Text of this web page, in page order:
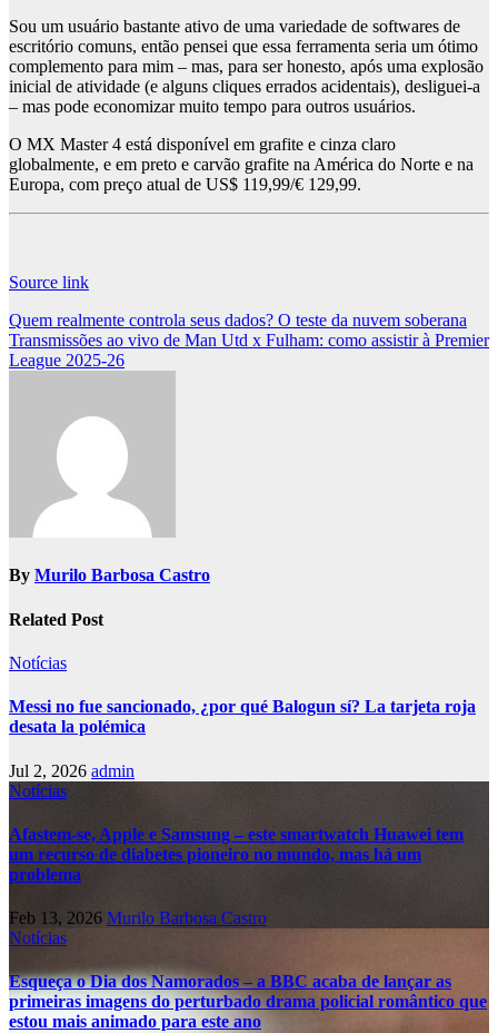
Sou um usuário bastante ativo de uma variedade de softwares de
escritório comuns, então pensei que essa ferramenta seria um ótimo
complemento para mim – mas, para ser honesto, após uma explosão
inicial de atividade (e alguns cliques errados acidentais), desliguei-a
– mas pode economizar muito tempo para outros usuários.
O MX Master 4 está disponível em grafite e cinza claro
globalmente, e em preto e carvão grafite na América do Norte e na
Europa, com preço atual de US$ 119,99/€ 129,99.
Source link
Post
navigation
Quem realmente controla seus dados? O teste da nuvem soberana
Transmissões ao vivo de Man Utd x Fulham: como assistir à Premier
League 2025-26
By Murilo Barbosa Castro
Related Post
Notícias
Messi no fue sancionado, ¿por qué Balogun sí? La tarjeta roja
desata la polémica
Jul 2, 2026 admin
Notícias
Afastem-se, Apple e Samsung – este smartwatch Huawei tem
um recurso de diabetes pioneiro no mundo, mas há um
problema
Feb 13, 2026 Murilo Barbosa Castro
Notícias
Esqueça o Dia dos Namorados – a BBC acaba de lançar as
primeiras imagens do perturbado drama policial romântico que
estou mais animado para este ano